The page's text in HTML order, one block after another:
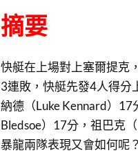
摘要
快艇在上場對上塞爾提克
3連敗，快艇先發4人得分
納德（Luke Kennard）17
Bledsoe）17分，祖巴克
暴龍兩隊表現又會如何呢